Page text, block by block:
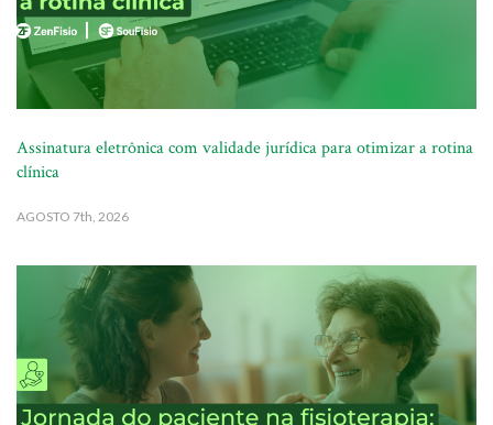
Assinatura eletrônica com validade jurídica para otimizar a rotina
clínica
AGOSTO 7th, 2026